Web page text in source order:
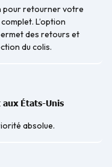
pour retourner votre
L’option
des retours et
du colis.
aux États-Unis
absolue.